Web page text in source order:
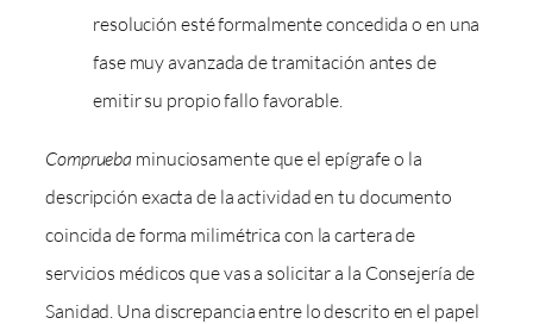
resolución esté formalmente concedida o en una
fase muy avanzada de tramitación antes de
emitir su propio fallo favorable.
Comprueba minuciosamente que el epígrafe o la
descripción exacta de la actividad en tu documento
coincida de forma milimétrica con la cartera de
servicios médicos que vas a solicitar a la Consejería de
Sanidad. Una discrepancia entre lo descrito en el papel